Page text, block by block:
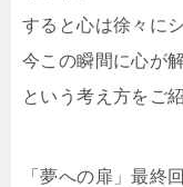
すると心は徐々に
今この瞬間に心が
という考え方をご
「夢への扉」最終